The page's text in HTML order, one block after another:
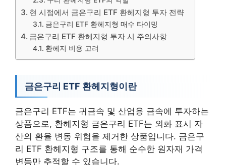
현 시점에서 금은구리 ETF 환헤지형 투자 전략
금은구리 ETF 환헤지형 매수 타이밍
금은구리 ETF 환헤지형 투자 시 주의사항
환헤지 비용 고려
금은구리 ETF 환헤지형이란
금은구리 ETF는 귀금속 및 산업용 금속에 투자하는
상품으로, 환헤지형 금은구리 ETF는 외화 표시 자
산의 환율 변동 위험을 제거한 상품입니다. 금은구
리 ETF 환헤지형 구조를 통해 순수한 원자재 가격
변동만 추적할 수 있습니다.